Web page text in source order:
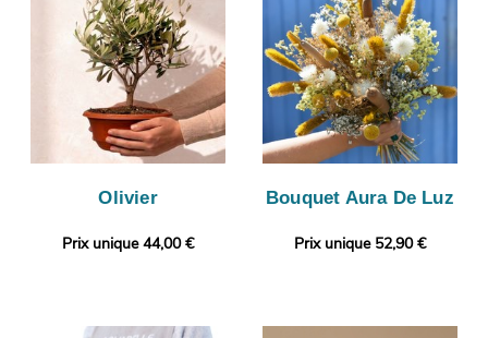
Olivier
Prix unique 44,00 €
Bouquet Aura De Luz
Prix unique 52,90 €